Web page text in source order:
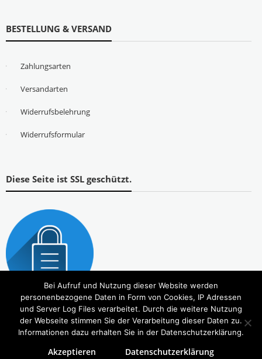
BESTELLUNG & VERSAND
Zahlungsarten
Versandarten
Widerrufsbelehrung
Widerrufsformular
Diese Seite ist SSL geschützt.
Copyright © 2026Tierbedarf – bvl-Shop . Alle Rechte vorbehalten. Theme:eStorevon ThemeGrill.
Bei Aufruf und Nutzung dieser Website werden
personenbezogene Daten in Form von Cookies, IP Adressen
und Server Log Files verarbeitet. Durch die weitere Nutzung
der Webseite stimmen Sie der Verarbeitung dieser Daten zu.
Informationen dazu erhalten Sie in der Datenschutzerklärung.
Akzeptieren Datenschutzerklärung